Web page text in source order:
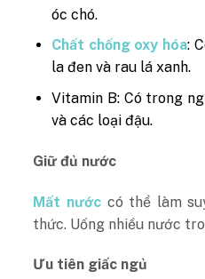
óc chó.
Chất chống oxy hóa:
la đen và rau lá xanh.
Vitamin B: Có trong
và các loại đậu.
Giữ đủ nước
Mất nướccó thể làm
thức. Uống nhiều nước
Ưu tiên giấc ngủ